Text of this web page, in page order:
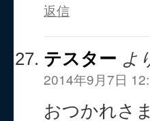
返信
テスター よ
2014年9月7日
おつかれさ